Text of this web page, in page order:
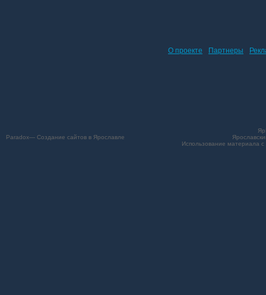
О проекте Партнеры
Paradox— Создание сайтов в Ярославле
Использование материала